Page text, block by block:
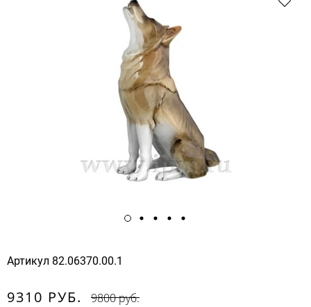
Артикул 82.06370.00.1
9310 РУБ. 9800 руб.